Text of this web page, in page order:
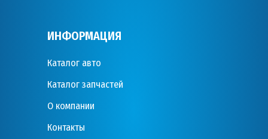
ИНФОРМАЦИЯ
Каталог авто
Каталог запчастей
О компании
Контакты